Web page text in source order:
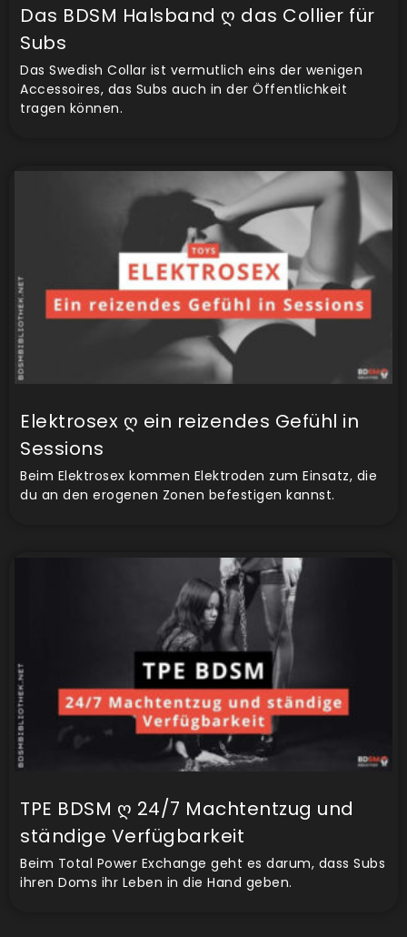
Das BDSM Halsband ღ das Collier für
Subs
Das Swedish Collar ist vermutlich eins der wenigen
Accessoires, das Subs auch in der Öffentlichkeit
tragen können.
Elektrosex ღ ein reizendes Gefühl in
Sessions
Beim Elektrosex kommen Elektroden zum Einsatz, die
du an den erogenen Zonen befestigen kannst.
TPE BDSM ღ 24/7 Machtentzug und
ständige Verfügbarkeit
Beim Total Power Exchange geht es darum, dass Subs
ihren Doms ihr Leben in die Hand geben.